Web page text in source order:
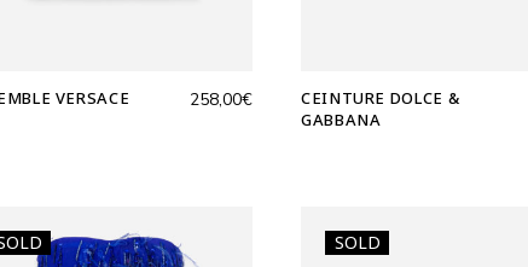
VERSACE 258,00€
CEINTURE DOLCE &
GABBANA
SOLD